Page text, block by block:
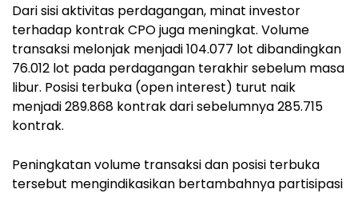
Dari sisi aktivitas perdagangan, minat investor
terhadap kontrak CPO juga meningkat. Volume
transaksi melonjak menjadi 104.077 lot dibandingkan
76.012 lot pada perdagangan terakhir sebelum masa
libur. Posisi terbuka (open interest) turut naik
menjadi 289.868 kontrak dari sebelumnya 285.715
kontrak.
Peningkatan volume transaksi dan posisi terbuka
tersebut mengindikasikan bertambahnya partisipasi